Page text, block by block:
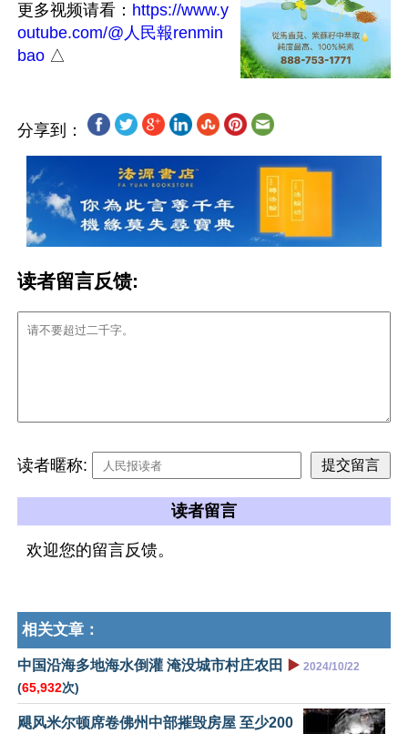
更多视频请看： https://www.y
outube.com/@人民報renmin
bao
分享到：
读者留言反馈:
读者暱称:
读者留言
欢迎您的留言反馈。
相关文章：
中国沿海多地海水倒灌 淹没城市村庄农田 ▶️ 2024/10/22
(65,932次)
飓风米尔顿席卷佛州中部摧毁房屋 至少200